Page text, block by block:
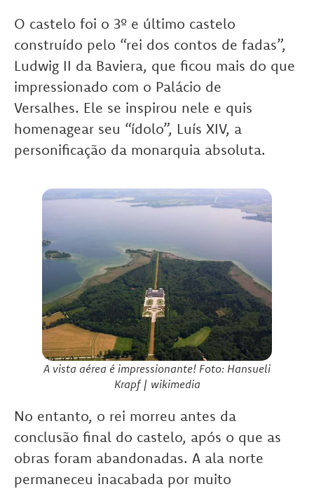
O castelo foi o 3º e último castelo
construído pelo “rei dos contos de fadas”,
Ludwig II da Baviera, que ficou mais do que
impressionado com o Palácio de
Versalhes. Ele se inspirou nele e quis
homenagear seu “ídolo”, Luís XIV, a
personificação da monarquia absoluta.
A vista aérea é impressionante! Foto: Hansueli
Krapf | wikimedia
No entanto, o rei morreu antes da
conclusão final do castelo, após o que as
obras foram abandonadas. A ala norte
permaneceu inacabada por muito